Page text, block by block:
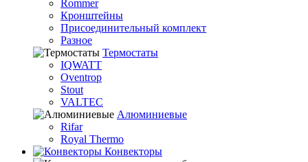
Rommer
Кронштейны
Присоединительный комплект
Разное
Термостаты
IQWATT
Oventrop
Stout
VALTEC
Алюминиевые
Rifar
Royal Thermo
Конвекторы